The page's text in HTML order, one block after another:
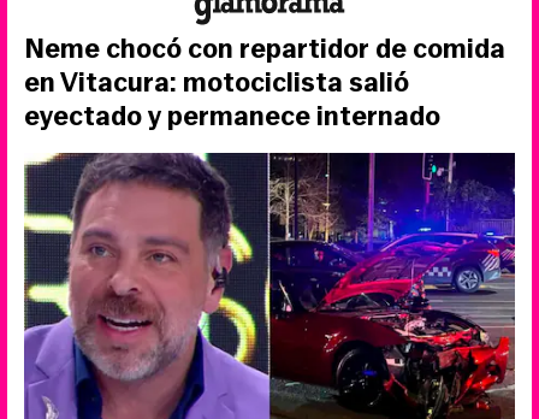
Neme chocó con repartidor de comida
en Vitacura: motociclista salió
eyectado y permanece internado